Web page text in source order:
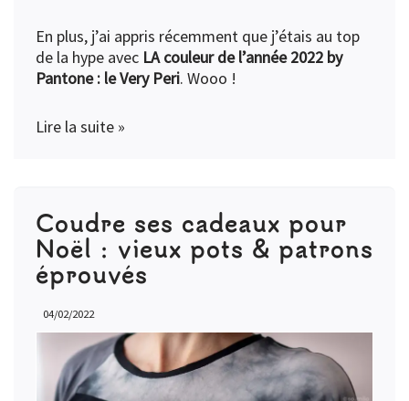
En plus, j’ai appris récemment que j’étais au top
de la hype avec LA couleur de l’année 2022 by
Pantone : leVery Peri. Wooo !
Lire la suite »
Coudre ses cadeaux pour
Noël : vieux pots & patrons
éprouvés
04/02/2022